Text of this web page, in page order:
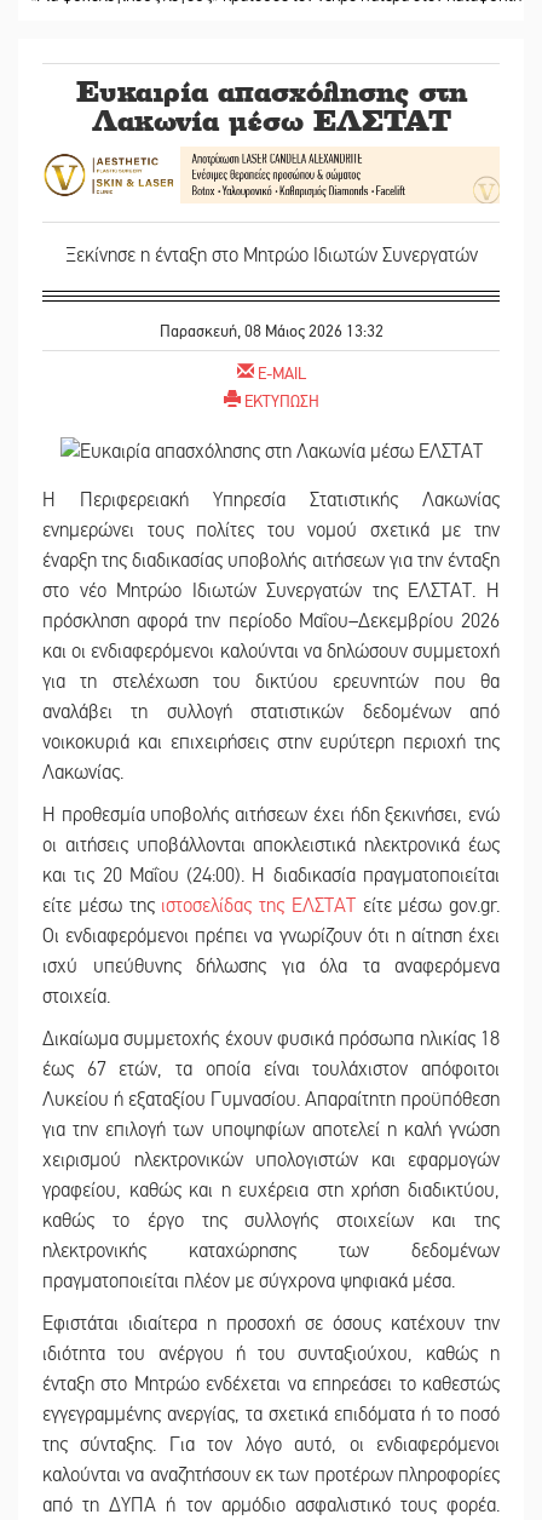
Ευκαιρία απασχόλησης στη
Λακωνία μέσω ΕΛΣΤΑΤ
Ξεκίνησε η ένταξη στο Μητρώο Ιδιωτών Συνεργατών
Παρασκευή, 08 Μάιος 2026 13:32
E-MAIL
ΕΚΤΥΠΩΣΗ
Η Περιφερειακή Υπηρεσία Στατιστικής Λακωνίας
ενημερώνει τους πολίτες του νομού σχετικά με την
έναρξη της διαδικασίας υποβολής αιτήσεων για την ένταξη
στο νέο Μητρώο Ιδιωτών Συνεργατών της ΕΛΣΤΑΤ. Η
πρόσκληση αφορά την περίοδο Μαΐου–Δεκεμβρίου 2026
και οι ενδιαφερόμενοι καλούνται να δηλώσουν συμμετοχή
για τη στελέχωση του δικτύου ερευνητών που θα
αναλάβει τη συλλογή στατιστικών δεδομένων από
νοικοκυριά και επιχειρήσεις στην ευρύτερη περιοχή της
Λακωνίας.
Η προθεσμία υποβολής αιτήσεων έχει ήδη ξεκινήσει, ενώ
οι αιτήσεις υποβάλλονται αποκλειστικά ηλεκτρονικά έως
και τις 20 Μαΐου (24:00). Η διαδικασία πραγματοποιείται
είτε μέσω της ιστοσελίδας της ΕΛΣΤΑΤείτε μέσω gov.gr.
Οι ενδιαφερόμενοι πρέπει να γνωρίζουν ότι η αίτηση έχει
ισχύ υπεύθυνης δήλωσης για όλα τα αναφερόμενα
στοιχεία.
Δικαίωμα συμμετοχής έχουν φυσικά πρόσωπα ηλικίας 18
έως 67 ετών, τα οποία είναι τουλάχιστον απόφοιτοι
Λυκείου ή εξαταξίου Γυμνασίου. Απαραίτητη προϋπόθεση
για την επιλογή των υποψηφίων αποτελεί η καλή γνώση
χειρισμού ηλεκτρονικών υπολογιστών και εφαρμογών
γραφείου, καθώς και η ευχέρεια στη χρήση διαδικτύου,
καθώς το έργο της συλλογής στοιχείων και της
ηλεκτρονικής καταχώρησης των δεδομένων
πραγματοποιείται πλέον με σύγχρονα ψηφιακά μέσα.
Εφιστάται ιδιαίτερα η προσοχή σε όσους κατέχουν την
ιδιότητα του ανέργου ή του συνταξιούχου, καθώς η
ένταξη στο Μητρώο ενδέχεται να επηρεάσει το καθεστώς
εγγεγραμμένης ανεργίας, τα σχετικά επιδόματα ή το ποσό
της σύνταξης. Για τον λόγο αυτό, οι ενδιαφερόμενοι
καλούνται να αναζητήσουν εκ των προτέρων πληροφορίες
από τη ΔΥΠΑ ή τον αρμόδιο ασφαλιστικό τους φορέα.